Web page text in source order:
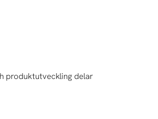
produktutveckling delar